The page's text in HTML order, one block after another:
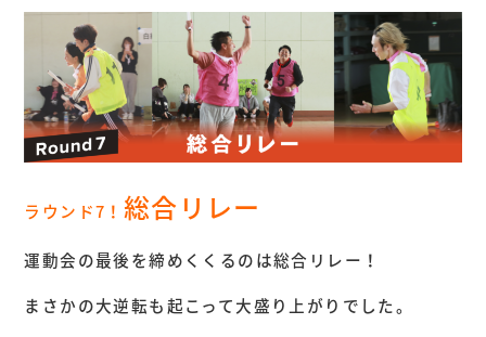
ラウンド7 ！ 総合リレー
運動会の最後を締めくくるのは総合リレー！
まさかの大逆転も起こって大盛り上がりでした。